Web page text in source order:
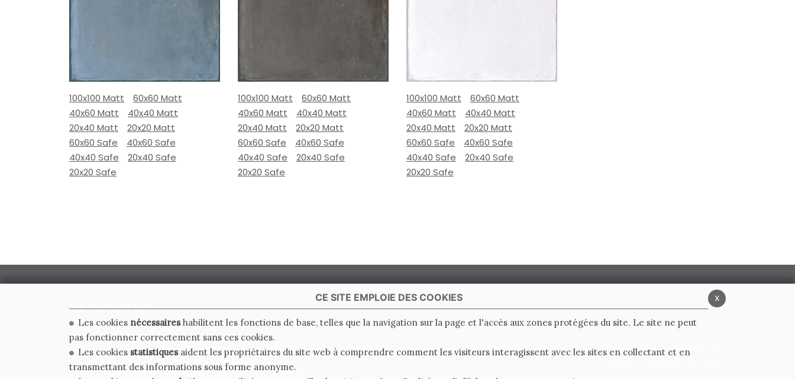
100x100 Matt
60x60 Matt
40x60 Matt
40x40 Matt
20x40 Matt
20x20 Matt
60x60 Safe
40x60 Safe
40x40 Safe
20x40 Safe
20x20 Safe
100x100 Matt
60x60 Matt
40x60 Matt
40x40 Matt
20x40 Matt
20x20 Matt
60x60 Safe
40x60 Safe
40x40 Safe
20x40 Safe
20x20 Safe
100x100 Matt
60x60 Matt
40x60 Matt
40x40 Matt
20x40 Matt
20x20 Matt
60x60 Safe
40x60 Safe
40x40 Safe
20x40 Safe
20x20 Safe
CERDOMUS S.R.L.
Via Emilia Ponente, 1000 - 48014 Castel Bolognese (RA) Italy
Tel. +39.0546.652111 - Email: info@cerdomus.com
Codice Fiscale e numero iscrizione al registro imprese di Ravenna
Cookie Policy
x
CE SITE EMPLOIE DES COOKIES
Les cookies nécessaireshabilitent les fonctions de base, telles que la navigation sur la page et l'accès aux zones protégées du site. Le site ne peut
pas fonctionner correctement sans ces cookies.
Les cookies statistiquesaident les propriétaires du site web à comprendre comment les visiteurs interagissent avec les sites en collectant et en
transmettant des informations sous forme anonyme.